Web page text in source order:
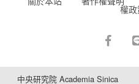
權
中央研究院 Academia Sinica